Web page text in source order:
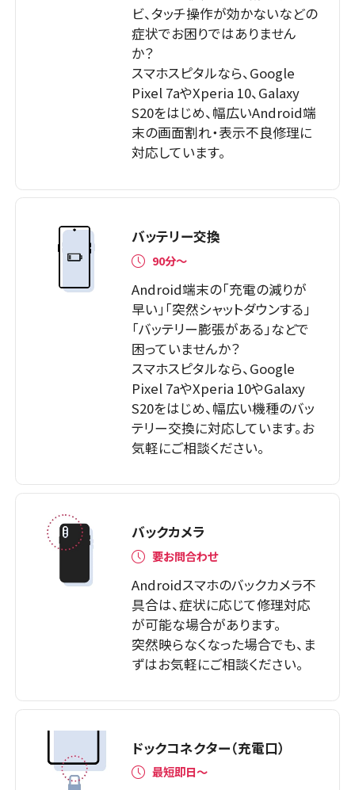
ビ、タッチ操作が効かないなどの
症状でお困りではありません
か？
スマホスピタルなら、Google
Pixel 7aやXperia 10、Galaxy
S20をはじめ、幅広いAndroid端
末の画面割れ・表示不良修理に
対応しています。
バッテリー交換
90分～
Android端末の「充電の減りが
早い」「突然シャットダウンする」
「バッテリー膨張がある」などで
困っていませんか？
スマホスピタルなら、Google
Pixel 7aやXperia 10やGalaxy
S20をはじめ、幅広い機種のバッ
テリー交換に対応しています。お
気軽にご相談ください。
バックカメラ
要お問合わせ
Androidスマホのバックカメラ不
具合は、症状に応じて修理対応
が可能な場合があります。
突然映らなくなった場合でも、ま
ずはお気軽にご相談ください。
ドックコネクター（充電口）
最短即日～